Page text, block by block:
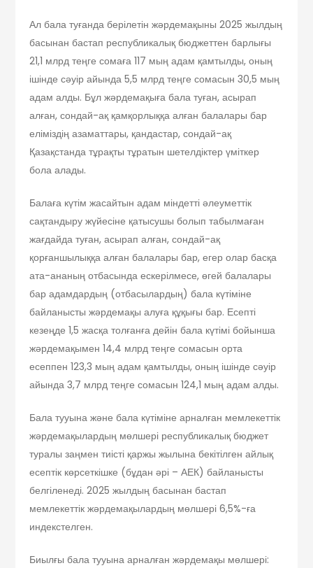
Ал бала туғанда берілетін жәрдемақыны 2025 жылдың
басынан бастап республикалық бюджеттен барлығы
21,1 млрд теңге сомаға 117 мың адам қамтылды, оның
ішінде сәуір айында 5,5 млрд теңге сомасын 30,5 мың
адам алды. Бұл жәрдемақыға бала туған, асырап
алған, сондай-ақ қамқорлыққа алған балалары бар
еліміздің азаматтары, қандастар, сондай-ақ
Қазақстанда тұрақты тұратын шетелдіктер үміткер
бола алады.
Балаға күтім жасайтын адам міндетті әлеуметтік
сақтандыру жүйесіне қатысушы болып табылмаған
жағдайда туған, асырап алған, сондай-ақ
қорғаншылыққа алған балалары бар, егер олар басқа
ата-ананың отбасында ескерілмесе, өгей балалары
бар адамдардың (отбасылардың) бала күтіміне
байланысты жәрдемақы алуға құқығы бар. Есепті
кезеңде 1,5 жасқа толғанға дейін бала күтімі бойынша
жәрдемақымен 14,4 млрд теңге сомасын орта
есеппен 123,3 мың адам қамтылды, оның ішінде сәуір
айында 3,7 млрд теңге сомасын 124,1 мың адам алды.
Бала тууына және бала күтіміне арналған мемлекеттік
жәрдемақылардың мөлшері республикалық бюджет
туралы заңмен тиісті қаржы жылына бекітілген айлық
есептік көрсеткішке (бұдан әрі – АЕК) байланысты
белгіленеді. 2025 жылдың басынан бастап
мемлекеттік жәрдемақылардың мөлшері 6,5%-ға
индекстелген.
Биылғы бала тууына арналған жәрдемақы мөлшері: